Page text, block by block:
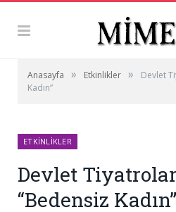
Anasayfa » Etkinlikler »
Devlet
Kadın”
ETKINLIKLER
Devlet
“Bedensiz Kadın”